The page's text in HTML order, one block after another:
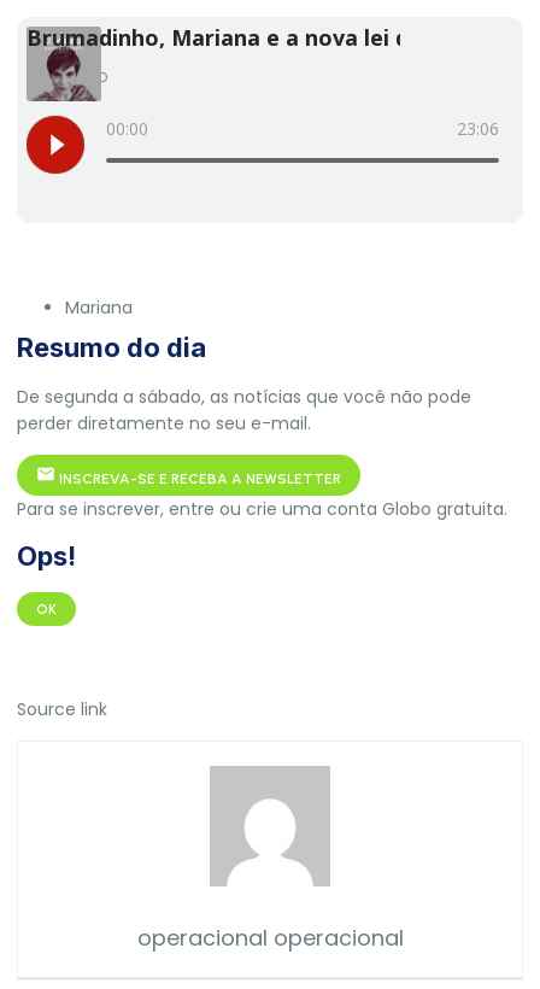
Mariana
Resumo do dia
De segunda a sábado, as notícias que você não pode
perder diretamente no seu e-mail.
INSCREVA-SE E RECEBA A NEWSLETTER
Para se inscrever, entre ou crie uma conta Globo gratuita.
Ops!
OK
Source link
operacional operacional